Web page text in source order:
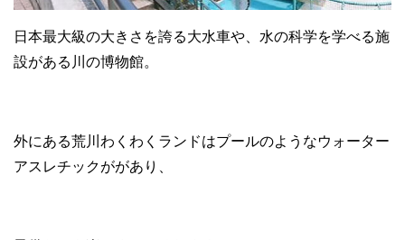
日本最大級の大きさを誇る大水車や、水の科学を学べる施
設がある川の博物館。
外にある荒川わくわくランドはプールのようなウォーター
アスレチックががあり、